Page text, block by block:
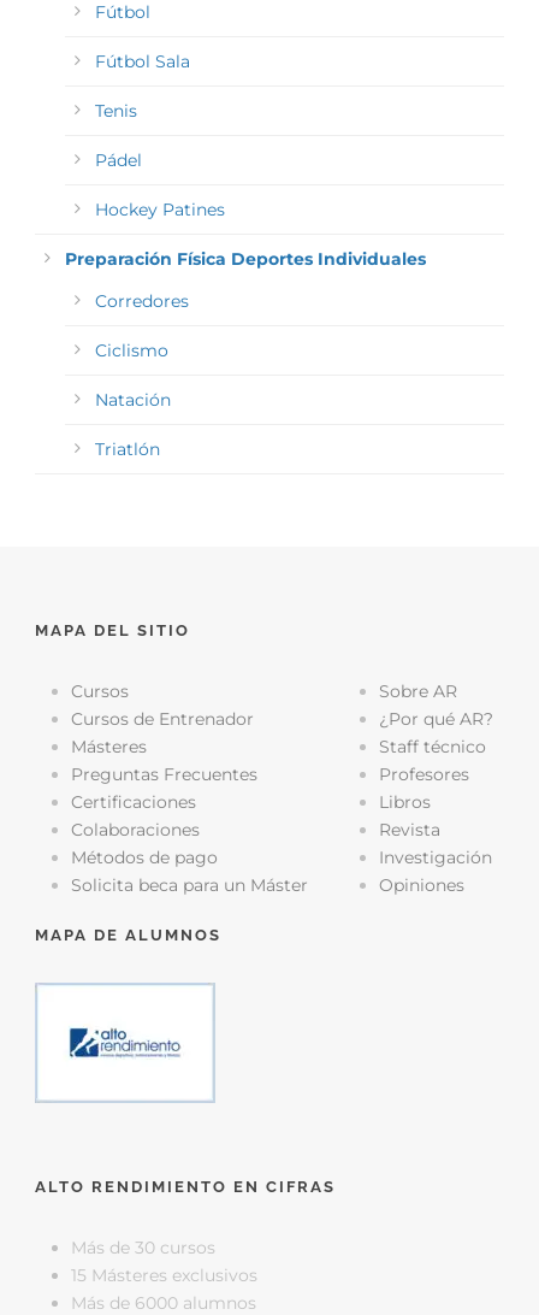
Fútbol
Fútbol Sala
Tenis
Pádel
Hockey Patines
Preparación Física Deportes Individuales
Corredores
Ciclismo
Natación
Triatlón
MAPA DEL SITIO
Cursos
Cursos de Entrenador
Másteres
Preguntas Frecuentes
Certificaciones
Colaboraciones
Métodos de pago
Solicita beca para un Máster
Sobre AR
¿Por qué AR?
Staff técnico
Profesores
Libros
Revista
Investigación
Opiniones
MAPA DE ALUMNOS
ALTO RENDIMIENTO EN CIFRAS
Más de 30 cursos
15 Másteres exclusivos
Más de 6000 alumnos